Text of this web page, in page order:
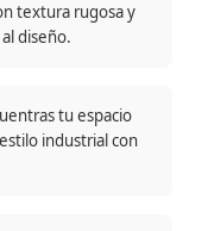
textura rugosa y
diseño.
tu espacio
industrial con